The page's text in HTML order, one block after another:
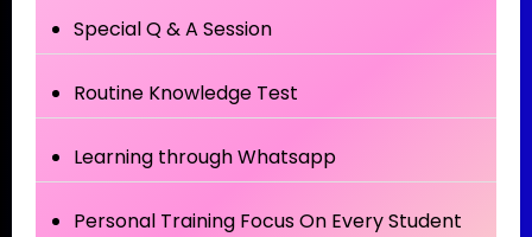
Special Q & A Session
Routine Knowledge Test
Learning through Whatsapp
Personal Training Focus On Every Student